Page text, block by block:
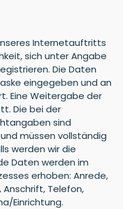
Internetauftritts
sich unter Angabe
Die Daten
eingegeben und an
Eine Weitergabe der
Die bei der
sind
müssen vollständig
werden wir die
Daten werden im
erhoben: Anrede,
Anschrift, Telefon,
Einrichtung.